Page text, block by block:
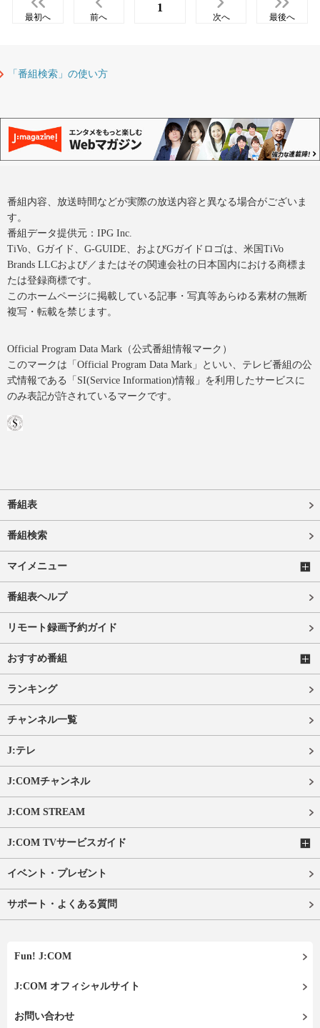
最初へ 前へ
1
次へ 最後へ
「番組検索」の使い方
番組内容、放送時間などが実際の放送内容と異なる場合がございま
す。
番組データ提供元：IPG Inc.
TiVo、Gガイド、G-GUIDE、およびGガイドロゴは、米国TiVo
Brands LLCおよび／またはその関連会社の日本国内における商標ま
たは登録商標です。
このホームページに掲載している記事・写真等あらゆる素材の無断
複写・転載を禁じます。
Official Program Data Mark（公式番組情報マーク）
このマークは「Official Program Data Mark」といい、テレビ番組の公
式情報である「SI(Service Information)情報」を利用したサービスに
のみ表記が許されているマークです。
番組表
番組検索
マイメニュー
番組表ヘルプ
リモート録画予約ガイド
おすすめ番組
ランキング
チャンネル一覧
J:テレ
J:COMチャンネル
J:COM STREAM
J:COM TVサービスガイド
イベント・プレゼント
サポート・よくある質問
Fun! J:COM
J:COM オフィシャルサイト
お問い合わせ